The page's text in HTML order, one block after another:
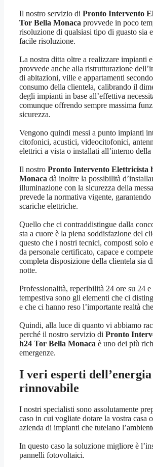
Il nostro servizio di Pronto Intervento
Tor Bella Monaca provvede in poco
risoluzione di qualsiasi tipo di guasto sia
facile risoluzione.
La nostra ditta oltre a realizzare impianti
provvede anche alla ristrutturazione
di abitazioni, ville e appartamenti
consumo della clientela, calibrando il
degli impianti in base all’effettiva
comunque offrendo sempre massima
sicurezza.
Vengono quindi messi a punto impianti
citofonici, acustici, videocitofonici,
elettrici a vista o installati all’interno della
Il nostro Pronto Intervento Elettricista
Monaca dà inoltre la possibilità
illuminazione con la sicurezza della
prevede la normativa vigente,
scariche elettriche.
Quello che ci contraddistingue dalla
sta a cuore è la piena soddisfazione del
questo che i nostri tecnici, composti solo
da personale certificato, capace e
completa disposizione della clientela sia
notte.
Professionalità, reperibilità 24 ore su 24 e
tempestiva sono gli elementi che ci
e che ci hanno reso l’importante realtà
Quindi, alla luce di quanto vi abbiamo
perché il nostro servizio di Pronto
h24 Tor Bella Monaca è uno dei più
emergenze.
I veri esperti dell’energia
rinnovabile
I nostri specialisti sono assolutamente
caso in cui vogliate dotare la vostra casa
azienda di impianti che tutelano
In questo caso la soluzione migliore è
pannelli fotovoltaici.